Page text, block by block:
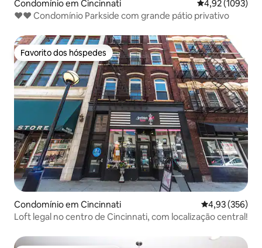
Condomínio em Cincinnati Classificação
4,92 (1093)
♥♥ Condomínio Parkside com grande pátio privativo
Favorito dos hóspedes
Favorito dos hóspedes
Condomínio em Cincinnati Classificação
4,93 (356)
Loft legal no centro de Cincinnati, com localização central!